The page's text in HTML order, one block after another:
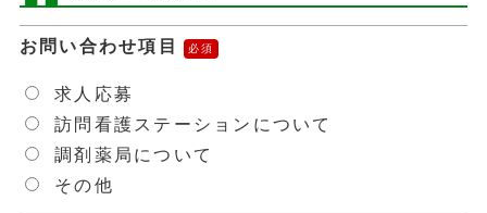
お問い合わせ項目
求人応募
訪問看護ステーションについて
調剤薬局について
その他